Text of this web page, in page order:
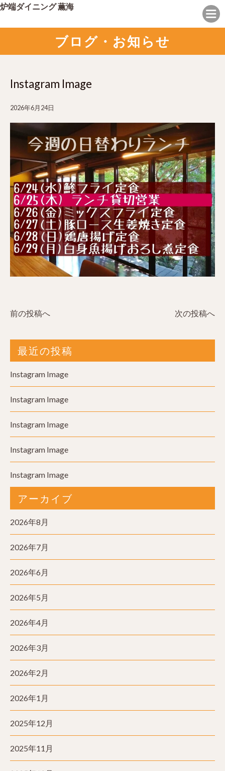
炉端ダイニング 薫海
ブログ・お知らせ
Instagram Image
2026年6月24日
前の投稿へ 次の投稿へ
最近の投稿
Instagram Image
Instagram Image
Instagram Image
Instagram Image
Instagram Image
アーカイブ
2026年8月
2026年7月
2026年6月
2026年5月
2026年4月
2026年3月
2026年2月
2026年1月
2025年12月
2025年11月